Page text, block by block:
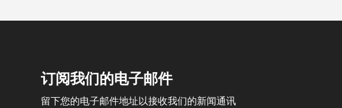
订阅我们的电子邮件
留下您的电子邮件地址以接收我们的新闻通讯